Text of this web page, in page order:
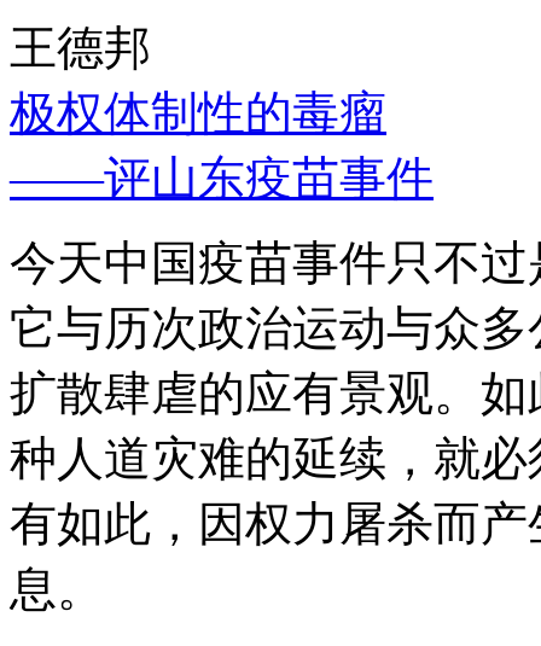
王德邦
极权体制性的毒瘤
——评山东疫苗事件
今天中国疫苗事件只不
它与历次政治运动与众
扩散肆虐的应有景观。
种人道灾难的延续，就
有如此，因权力屠杀而
息。